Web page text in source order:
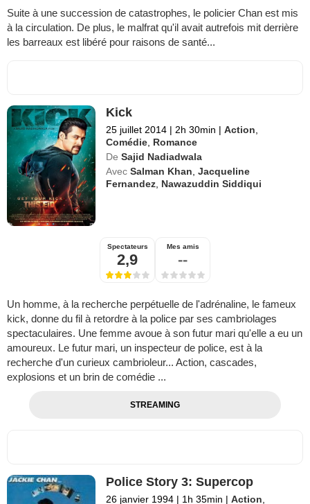
Suite à une succession de catastrophes, le policier Chan est mis
à la circulation. De plus, le malfrat qu'il avait autrefois mit derrière
les barreaux est libéré pour raisons de santé...
Kick
25 juillet 2014 | 2h 30min | Action
Comédie Romance
De Sajid Nadiadwala
Avec Salman Khan ,Jacqueline
Fernandez Nawazuddin Siddiqui
Spectateurs
2,9
Mes amis
--
Un homme, à la recherche perpétuelle de l'adrénaline, le fameux
kick, donne du fil à retordre à la police par ses cambriolages
spectaculaires. Une femme avoue à son futur mari qu'elle a eu un
amoureux. Le futur mari, un inspecteur de police, est à la
recherche d'un curieux cambrioleur... Action, cascades,
explosions et un brin de comédie ...
STREAMING
Police Story 3: Supercop
26 janvier 1994 | 1h 35min | Action